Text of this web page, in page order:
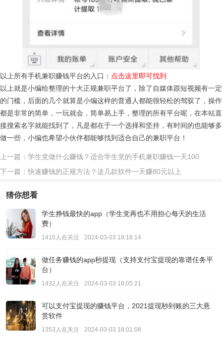
以上所有手机兼职赚钱平台的入口： 点击这里即可找到
以上就是小编给整理的十大正规兼职平台了，除了自媒体跟短视频有一定
的门槛，后面的几个就算是小编这样的普通人都能很轻松的驾驭了，操作
都是非常的简单，一玩就会，简单易上手，整理的所有平台呢，在本站直
接搜索名字就能找到了，凡是都在于一个选择和坚持，有时间的也能够多
做一些，小编也希望小伙伴都能够找到适合自己的兼职平台！
上一篇：学生党做什么赚钱？适合学生党的手机兼职赚钱一天100
下一篇：快速赚钱的正规方法？这几款软件一天赚80元以上
猜你想看
学生挣钱最快的app（学生党再也不用担心每天的生活
费）
1415人在关注 2024-03-03 18:16:14
做任务赚钱的app秒提现（支持支付宝提现的靠谱任务平
台）
1432人在关注 2024-03-03 18:05:21
可以支付宝提现的赚钱平台，2021提现秒到账的三大悬
赏软件
1353人在关注 2024-03-03 18:01:08